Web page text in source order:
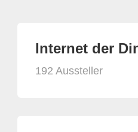
Internet der
192 Aussteller